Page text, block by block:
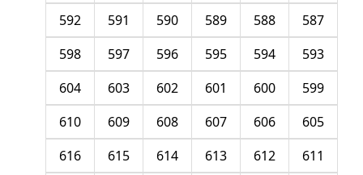
587
588
589
590
591
592
593
594
595
596
597
598
599
600
601
602
603
604
605
606
607
608
609
610
611
612
613
614
615
616